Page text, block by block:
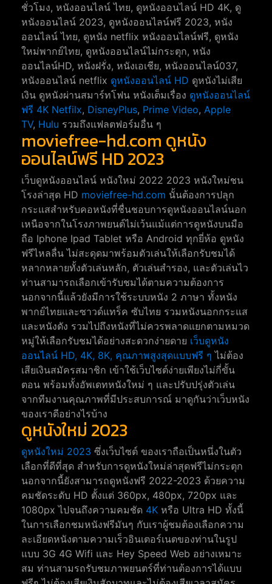
ชั่วโมง, หนังออนไลน์ ไทย, ดูหนังออนไลน์ HD 4K, ดู
หนังออนไลน์ 2023, ดูหนังออนไลน์ฟรี 2023, หนัง
ออนไลน์ ไทย, ดูหนัง netflix หนังออนไลน์ฟรี, ดูหนัง
ใหม่พากย์ไทย, ดูหนังออนไลน์ไม่กระตุก, หนัง
ออนไลน์HD, หนังฝรั่ง, หนังเอเชีย, หนังออนไลน์037,
หนังออนไลน์ netflix ดูหนังออนไลน์ HD ดูหนังไม่เสีย
เงิน ดูหนังผ่านสมาร์ทโฟน หนังเต็มเรื่อง ดูหนังออนไลน์
ฟรี 4K Netfilx, DisneyPlus, Prime Video, Apple
TV, Hulu รวมถึงแฟลตฟอร์มอื่น ๆ
moviefree-hd.com ดูหนัง
ออนไลน์ฟรี HD 2023
เว็บดูหนังออนไลน์ หนังใหม่ 2022 2023 หนังใหม่ชน
โรงล่าสุด HD moviefree-hd.com นั้นต้องการปลุก
กระแสสำหรับคอหนังที่ชื่นชอบการดูหนังออนไลน์นอก
เหนือจากในโรงภาพยนต์ไม่เว้นแม้แต่การดูหนังบนมือ
ถือ Iphone Ipad Tablet หรือ Android ทุกยี่ห้อ ดูหนัง
ฟรีไหลลื่น ไม่สะดุดมาพร้อมตัวเล่นให้เลือกรับชมได้
หลากหลายทั้งตัวเล่นหลัก, ตัวเล่นสำรอง, และตัวเล่นไว
ท่านสามารถเลือกเข้ารับชมได้ตามความต้องการ
นอกจากนี้แล้วยังมีการใช้ระบบหนัง 2 ภาษา ทั้งหนัง
พากย์ไทยและซาวด์แทร็ค ซับไทย รวมหนังนอกกระแส
และหนังดัง รวมไปถึงหนังที่ไม่ควรพลาดแยกตามหมวด
หมู่ให้เลือกรับชมได้อย่างสะดวกง่ายดาย เว็บดูหนัง
ออนไลน์ HD, 4K, 8K, คุณภาพสูงสุดแบบฟรี ๆ ไม่ต้อง
เสียเงินสมัครสมาชิก เข้าใช้เว็บไซต์ง่ายเพียงไม่กี่ขั้น
ตอน พร้อมทั้งอัพเดทหนังใหม่ ๆ และปรับปรุ่งตัวเล่น
จากทีมงานคุณภาพที่มีประสบการณ์ มาดูกันว่าเว็บหนัง
ของเราดีอย่างไรบ้าง
ดูหนังใหม่ 2023
ดูหนังใหม่ 2023 ซึ่งเว็บไซต์ ของเราถือเป็นหนึ่งในตัว
เลือกที่ดีที่สุด สำหรับการดูหนังใหม่ล่าสุดฟรีไม่กระตุก
นอกจากนี้ยังสามารถดูหนังฟรี 2022-2023 ด้วยความ
คมชัดระดับ HD ตั้งแต่ 360px, 480px, 720px และ
1080px ไปจนถึงความคมชัด 4K หรือ Ultra HD ทั้งนี้
ในการเลือกชมหนังฟรีมันๆ กับเราผู้ชมต้องเลือกความ
ละเอียดหนังตามความเร็วอินเตอร์เนตของท่านในรูป
แบบ 3G 4G Wifi และ Hey Speed Web อย่างเหมาะ
สม ท่านสามรถรับชมภาพยนตร์ที่ท่านต้องการได้แบบ